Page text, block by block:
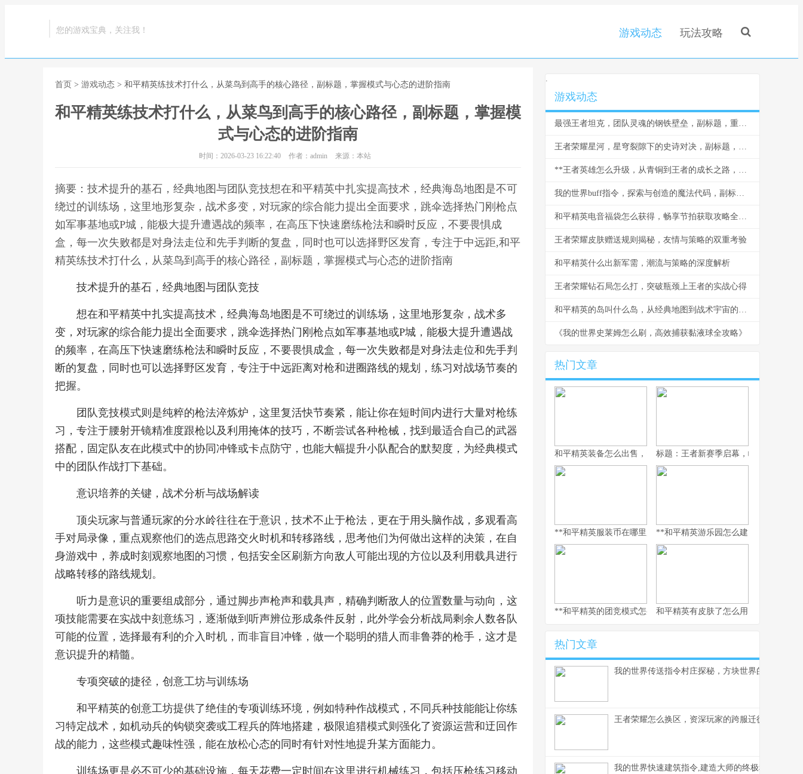
您的游戏宝典，关注我！ 游戏动态 玩法攻略
首页 > 游戏动态 > 和平精英练技术打什么，从菜鸟到高手的核心路径，副标题，掌握模式与心态的进阶指南
和平精英练技术打什么，从菜鸟到高手的核心路径，副标题，掌握模
式与心态的进阶指南
时间：2026-03-23 16:22:40 作者：admin 来源：本站
摘要：技术提升的基石，经典地图与团队竞技想在和平精英中扎实提高技术，经典海岛地图是不可
绕过的训练场，这里地形复杂，战术多变，对玩家的综合能力提出全面要求，跳伞选择热门刚枪点
如军事基地或P城，能极大提升遭遇战的频率，在高压下快速磨练枪法和瞬时反应，不要畏惧成
盒，每一次失败都是对身法走位和先手判断的复盘，同时也可以选择野区发育，专注于中远距,和平
精英练技术打什么，从菜鸟到高手的核心路径，副标题，掌握模式与心态的进阶指南
技术提升的基石，经典地图与团队竞技
想在和平精英中扎实提高技术，经典海岛地图是不可绕过的训练场，这里地形复杂，战术多
变，对玩家的综合能力提出全面要求，跳伞选择热门刚枪点如军事基地或P城，能极大提升遭遇战
的频率，在高压下快速磨练枪法和瞬时反应，不要畏惧成盒，每一次失败都是对身法走位和先手判
断的复盘，同时也可以选择野区发育，专注于中远距离对枪和进圈路线的规划，练习对战场节奏的
把握。
团队竞技模式则是纯粹的枪法淬炼炉，这里复活快节奏紧，能让你在短时间内进行大量对枪练
习，专注于腰射开镜精准度跟枪以及利用掩体的技巧，不断尝试各种枪械，找到最适合自己的武器
搭配，固定队友在此模式中的协同冲锋或卡点防守，也能大幅提升小队配合的默契度，为经典模式
中的团队作战打下基础。
意识培养的关键，战术分析与战场解读
顶尖玩家与普通玩家的分水岭往往在于意识，技术不止于枪法，更在于用头脑作战，多观看高
手对局录像，重点观察他们的选点思路交火时机和转移路线，思考他们为何做出这样的决策，在自
身游戏中，养成时刻观察地图的习惯，包括安全区刷新方向敌人可能出现的方位以及利用载具进行
战略转移的路线规划。
听力是意识的重要组成部分，通过脚步声枪声和载具声，精确判断敌人的位置数量与动向，这
项技能需要在实战中刻意练习，逐渐做到听声辨位形成条件反射，此外学会分析战局剩余人数各队
可能的位置，选择最有利的介入时机，而非盲目冲锋，做一个聪明的猎人而非鲁莽的枪手，这才是
意识提升的精髓。
专项突破的捷径，创意工坊与训练场
和平精英的创意工坊提供了绝佳的专项训练环境，例如特种作战模式，不同兵种技能能让你练
习特定战术，如机动兵的钩锁突袭或工程兵的阵地搭建，极限追猎模式则强化了资源运营和迂回作
战的能力，这些模式趣味性强，能在放松心态的同时有针对性地提升某方面能力。
训练场更是必不可少的基础设施，每天花费一定时间在这里进行机械练习，包括压枪练习移动
.
游戏动态
最强王者坦克，团队灵魂的钢铁壁垒，副标题，重装战士的荣耀与智慧
王者荣耀星河，星穹裂隙下的史诗对决，副标题，当群星闪耀王者峡谷
**王者英雄怎么升级，从青铜到王者的成长之路，副标题，资深玩家的深度解析与实战心得**
我的世界buff指令，探索与创造的魔法代码，副标题，资深玩家的指令进阶指南
和平精英电音福袋怎么获得，畅享节拍获取攻略全解析
王者荣耀皮肤赠送规则揭秘，友情与策略的双重考验
和平精英什么出新军需，潮流与策略的深度解析
王者荣耀钻石局怎么打，突破瓶颈上王者的实战心得
和平精英的岛叫什么岛，从经典地图到战术宇宙的副标题
《我的世界史莱姆怎么刷，高效捕获黏液球全攻略》
热门文章
和平精英装备怎么出售，资深玩家的交易谋略副标题，虚拟战场的
标题：王者新赛季启幕，峡谷变革与玩
**和平精英服装币在哪里用，老兵的时尚购物指南，副标题，揭秘
**和平精英游乐园怎么建：从虚拟战场
**和平精英的团竞模式怎么换枪，副标题为短兵相接的武器博弈智
和平精英有皮肤了怎么用，从仓库到战
热门文章
我的世界传送指令村庄探秘，方块世界的瞬间移
王者荣耀怎么换区，资深玩家的跨服迁徙指南，副
我的世界快速建筑指令,建造大师的终极秘诀,副标